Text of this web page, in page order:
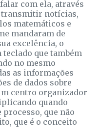
com ela, através
transmitir notícias,
matemáticos e
mandaram de
excelência, o
que também
no mesmo
as informações
de dados sobre
centro organizador
quando
processo, que não
que é o conceito